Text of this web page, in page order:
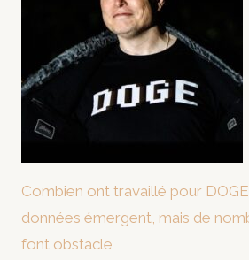
Combien ont travaillé pour
données émergent, mais de
font obstacle